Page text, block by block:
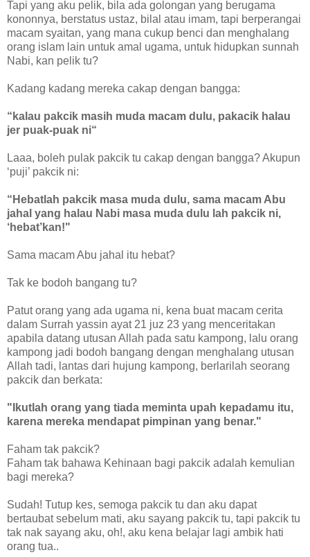
Tapi yang aku pelik, bila ada golongan yang berugama
kononnya, berstatus ustaz, bilal atau imam, tapi berperangai
macam syaitan, yang mana cukup benci dan menghalang
orang islam lain untuk amal ugama, untuk hidupkan sunnah
Nabi, kan pelik tu?
Kadang kadang mereka cakap dengan bangga:
“kalau pakcik masih muda macam dulu, pakacik halau
jer puak-puak ni“
Laaa, boleh pulak pakcik tu cakap dengan bangga? Akupun
‘puji’ pakcik ni:
“Hebatlah pakcik masa muda dulu, sama macam Abu
jahal yang halau Nabi masa muda dulu lah pakcik ni,
‘hebat’kan!"
Sama macam Abu jahal itu hebat?
Tak ke bodoh bangang tu?
Patut orang yang ada ugama ni, kena buat macam cerita
dalam Surrah yassin ayat 21 juz 23 yang menceritakan
apabila datang utusan Allah pada satu kampong, lalu orang
kampong jadi bodoh bangang dengan menghalang utusan
Allah tadi, lantas dari hujung kampong, berlarilah seorang
pakcik dan berkata:
"Ikutlah orang yang tiada meminta upah kepadamu itu,
karena mereka mendapat pimpinan yang benar."
Faham tak pakcik?
Faham tak bahawa Kehinaan bagi pakcik adalah kemulian
bagi mereka?
Sudah! Tutup kes, semoga pakcik tu dan aku dapat
bertaubat sebelum mati, aku sayang pakcik tu, tapi pakcik tu
tak nak sayang aku, oh!, aku kena belajar lagi ambik hati
orang tua..